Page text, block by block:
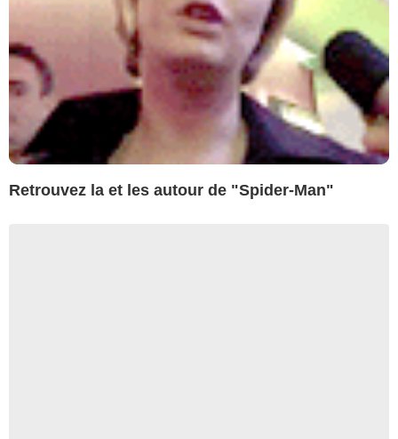
Retrouvez la et les autour de "Spider-Man"